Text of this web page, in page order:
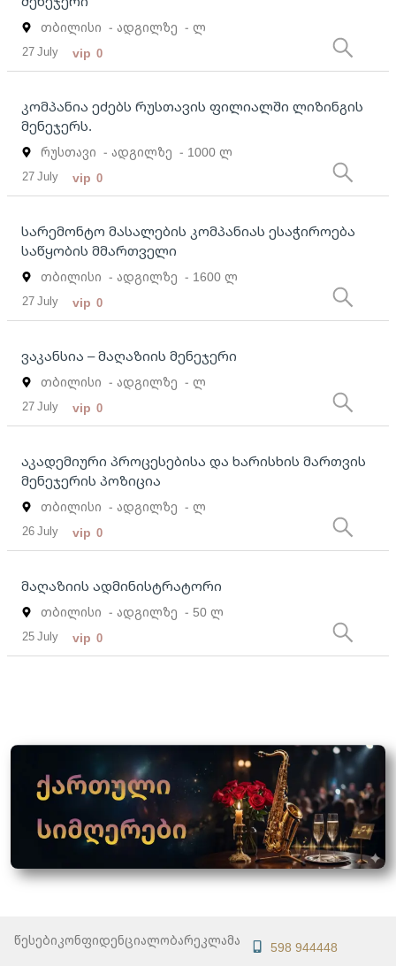
თბილისი - ადგილზე - ლ
27 July vip 0
კომპანია ეძებს რუსთავის ფილიალში ლიზინგის
მენეჯერს.
რუსთავი - ადგილზე - 1000 ლ
27 July vip 0
სარემონტო მასალების კომპანიას ესაჭიროება
საწყობის მმართველი
თბილისი - ადგილზე - 1600 ლ
27 July vip 0
ვაკანსია – მაღაზიის მენეჯერი
თბილისი - ადგილზე - ლ
27 July vip 0
აკადემიური პროცესებისა და ხარისხის მართვის
მენეჯერის პოზიცია
თბილისი - ადგილზე - ლ
26 July vip 0
მაღაზიის ადმინისტრატორი
თბილისი - ადგილზე - 50 ლ
25 July vip 0
წესებიკონფიდენციალობარეკლამა 598 944448